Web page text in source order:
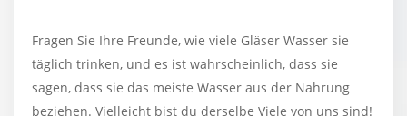
Fragen Sie Ihre Freunde, wie viele Gläser Wasser sie
täglich trinken, und es ist wahrscheinlich, dass sie
sagen, dass sie das meiste Wasser aus der Nahrung
beziehen. Vielleicht bist du derselbe Viele von uns sind!